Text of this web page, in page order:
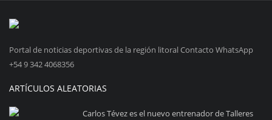
Portal de noticias deportivas de la región litoral Contacto WhatsApp
+54 9 342 4068356
ARTÍCULOS ALEATORIAS
Carlos Tévez es el nuevo entrenador de Talleres